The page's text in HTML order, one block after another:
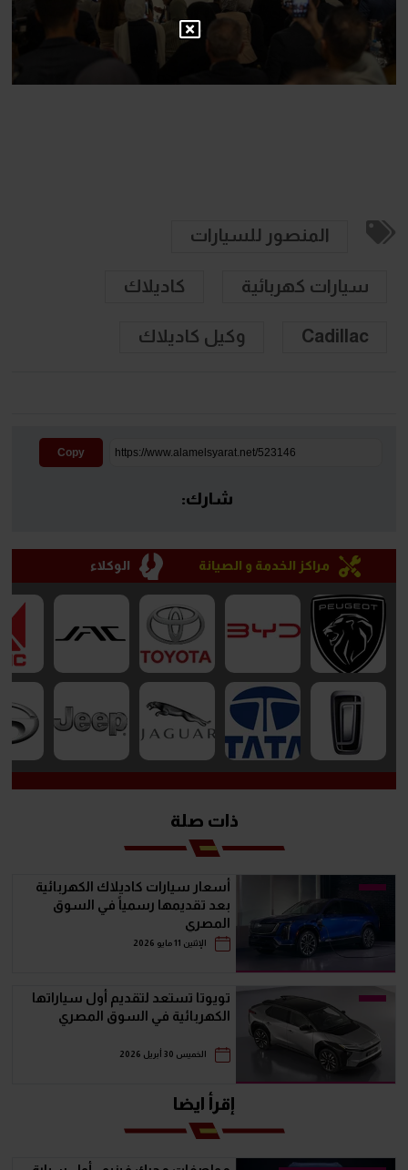
المنصور للسيارات
سيارات كهربائية كاديلاك
Cadillac وكيل كاديلاك
Copy
شارك:
مراكز الخدمة و الصيانة الوكلاء
ذات صلة
أسعار سيارات كاديلاك الكهربائية
بعد تقديمها رسمياً في السوق
المصري
الإثنين 11 مايو 2026
تويوتا تستعد لتقديم أول سياراتها
الكهربائية في السوق المصري
الخميس 30 أبريل 2026
إقرأ ايضا